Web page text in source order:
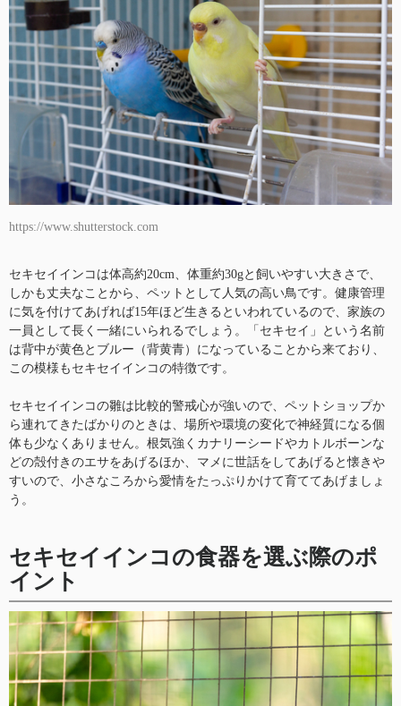
https://www.shutterstock.com
セキセイインコは体高約20cm、体重約30gと飼いやすい大きさで、
しかも丈夫なことから、ペットとして人気の高い鳥です。健康管理
に気を付けてあげれば15年ほど生きるといわれているので、家族の
一員として長く一緒にいられるでしょう。「セキセイ」という名前
は背中が黄色とブルー（背黄青）になっていることから来ており、
この模様もセキセイインコの特徴です。
セキセイインコの雛は比較的警戒心が強いので、ペットショップか
ら連れてきたばかりのときは、場所や環境の変化で神経質になる個
体も少なくありません。根気強くカナリーシードやカトルボーンな
どの殻付きのエサをあげるほか、マメに世話をしてあげると懐きや
すいので、小さなころから愛情をたっぷりかけて育ててあげましょ
う。
セキセイインコの食器を選ぶ際のポ
イント